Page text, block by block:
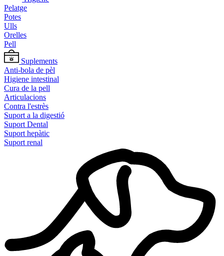
Pelatge
Potes
Ulls
Orelles
Pell
Suplements
Anti-bola de pèl
Higiene intestinal
Cura de la pell
Articulacions
Contra l'estrès
Suport a la digestió
Suport Dental
Suport hepàtic
Suport renal